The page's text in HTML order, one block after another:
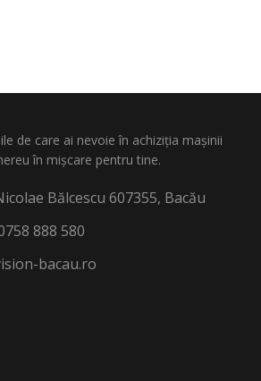
de care ai nevoie în achiziția mașinii
în mișcare pentru tine.
Bălcescu 607355, Bacău
888 580
bacau.ro